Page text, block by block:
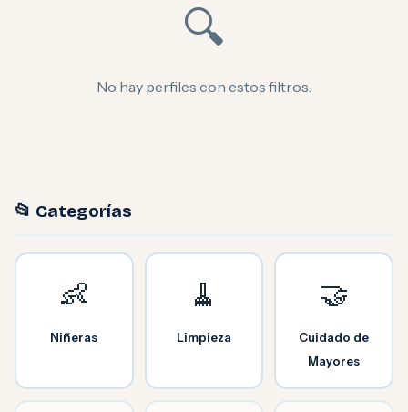
🔍
No hay perfiles con estos filtros.
📂 Categorías
👶
Niñeras
🧹
Limpieza
🤝
Cuidado de
Mayores